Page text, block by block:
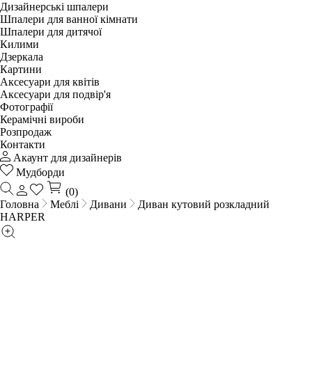
Дизайнерські шпалери
Шпалери для ванної кімнати
Шпалери для дитячої
Килими
Дзеркала
Картини
Аксесуари для квітів
Аксесуари для подвір'я
Фотографії
Керамічні вироби
Розпродаж
Контакти
Акаунт для дизайнерів
Мудборди
(0)
Головна
Меблі Дивани
Диван кутовий розкладний
HARPER